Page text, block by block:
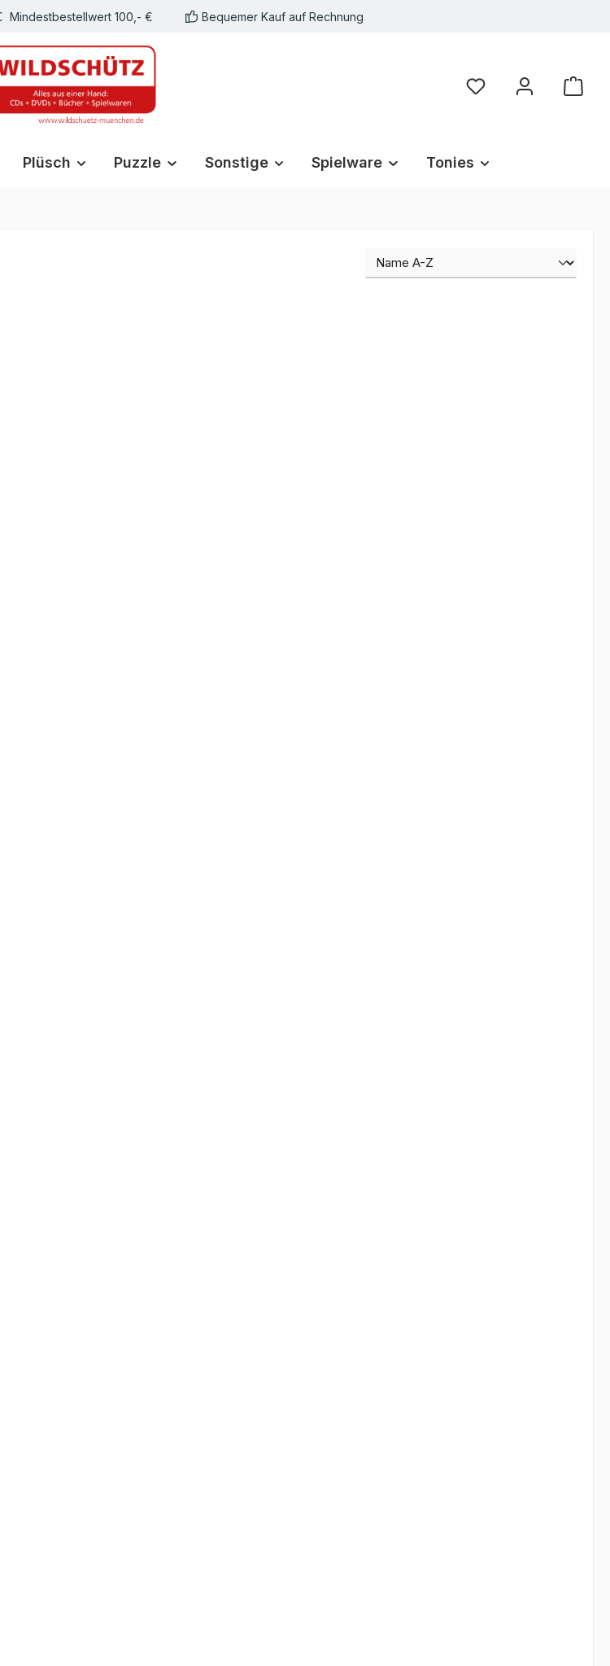
Mindestbestellwert 100,- € Bequemer Kauf auf Rechnung
Du hast 0 Produkte
Plüsch Puzzle Sonstige Spielware Tonies